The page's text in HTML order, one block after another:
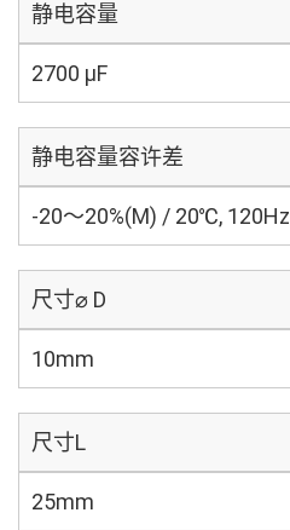
静电容量
2700 µF
静电容量容许差
-20～20%(M) / 20℃, 120Hz
尺寸⌀ D
10mm
尺寸L
25mm